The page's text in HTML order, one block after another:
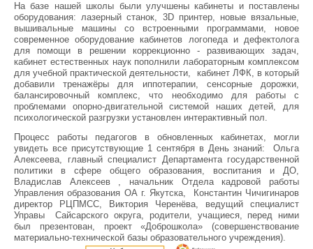
На базе нашей школы были улучшены кабинеты и поставлены
оборудования: лазерный станок, 3D принтер, новые вязальные,
вышивальные машины со встроенными программами, новое
современное оборудование кабинетов логопеда и дефектолога
для помощи в решении коррекционно - развивающих задач,
кабинет естественных наук пополнили лабораторным комплексом
для учебной практической деятельности, кабинет ЛФК, в который
добавили тренажёры для иппотерапии, сенсорные дорожки,
балансировочный комплекс, что необходимо для работы с
проблемами опорно-двигательной системой наших детей, для
психологической разгрузки установлен интерактивный пол.
Процесс работы педагогов в обновленных кабинетах, могли
увидеть все присутствующие 1 сентября в День знаний: Ольга
Алексеева, главный специалист Департамента государственной
политики в сфере общего образования, воспитания и ДО,
Владислав Алексеев , начальник Отдела кадровой работы
Управления образования ОА г. Якутска, Константин Чичигинаров
директор РЦПМСС, Виктория Черенёва, ведущий специалист
Управы Сайсарского округа, родители, учащиеся, перед ними
был презентован, проект «Доброшкола» (совершенствование
материально-технической базы образовательного учреждения).